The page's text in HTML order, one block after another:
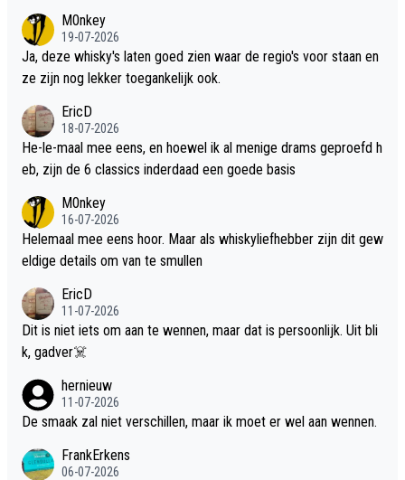
M0nkey
19-07-2026
Ja, deze whisky's laten goed zien waar de regio's voor staan en
ze zijn nog lekker toegankelijk ook.
EricD
18-07-2026
He-le-maal mee eens, en hoewel ik al menige drams geproefd h
eb, zijn de 6 classics inderdaad een goede basis
M0nkey
16-07-2026
Helemaal mee eens hoor. Maar als whiskyliefhebber zijn dit gew
eldige details om van te smullen
EricD
11-07-2026
Dit is niet iets om aan te wennen, maar dat is persoonlijk. Uit bli
k, gadver☠️
hernieuw
11-07-2026
De smaak zal niet verschillen, maar ik moet er wel aan wennen.
FrankErkens
06-07-2026